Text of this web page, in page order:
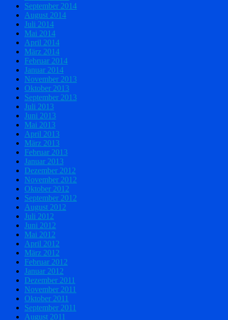
September 2014
August 2014
Juli 2014
Mai 2014
April 2014
März 2014
Februar 2014
Januar 2014
November 2013
Oktober 2013
September 2013
Juli 2013
Juni 2013
Mai 2013
April 2013
März 2013
Februar 2013
Januar 2013
Dezember 2012
November 2012
Oktober 2012
September 2012
August 2012
Juli 2012
Juni 2012
Mai 2012
April 2012
März 2012
Februar 2012
Januar 2012
Dezember 2011
November 2011
Oktober 2011
September 2011
August 2011